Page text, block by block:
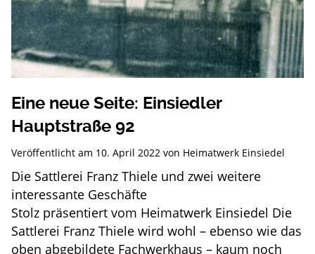
Eine neue Seite: Einsiedler
Hauptstraße 92
Veröffentlicht am 10. April 2022 von Heimatwerk Einsiedel
Die Sattlerei Franz Thiele und zwei weitere
interessante Geschäfte
Stolz präsentiert vom Heimatwerk Einsiedel Die
Sattlerei Franz Thiele wird wohl – ebenso wie das
oben abgebildete Fachwerkhaus – kaum noch